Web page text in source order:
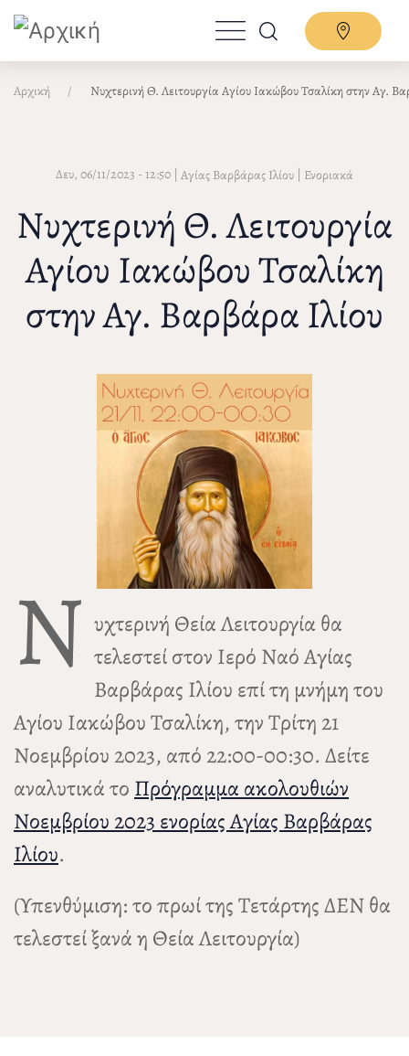
Παράκαμψη
προς
περιεχόμενο
Αρχική Νυχτερινή Θ. Λειτουργία Αγίου Ιακώβου Τσαλίκη στην Αγ.
Δευ, 06/11/2023 - 12:50 | Αγίας Βαρβάρας Ιλίου | Ενοριακά
Νυχτερινή Θ. Λειτουργία
Αγίου Ιακώβου Τσαλίκη
στην Αγ. Βαρβάρα Ιλίου
Ν υχτερινή Θεία Λειτουργία θα
τελεστεί στον Ιερό Ναό Αγίας
Βαρβάρας Ιλίου επί τη μνήμη του
Αγίου Ιακώβου Τσαλίκη, την Τρίτη 21
Νοεμβρίου 2023, από 22:00-00:30. Δείτε
αναλυτικά το Πρόγραμμα ακολουθιών
Νοεμβρίου 2023 ενορίας Αγίας Βαρβάρας
Ιλίου.
(Υπενθύμιση: το πρωί της Τετάρτης ΔΕΝ θα
τελεστεί ξανά η Θεία Λειτουργία)